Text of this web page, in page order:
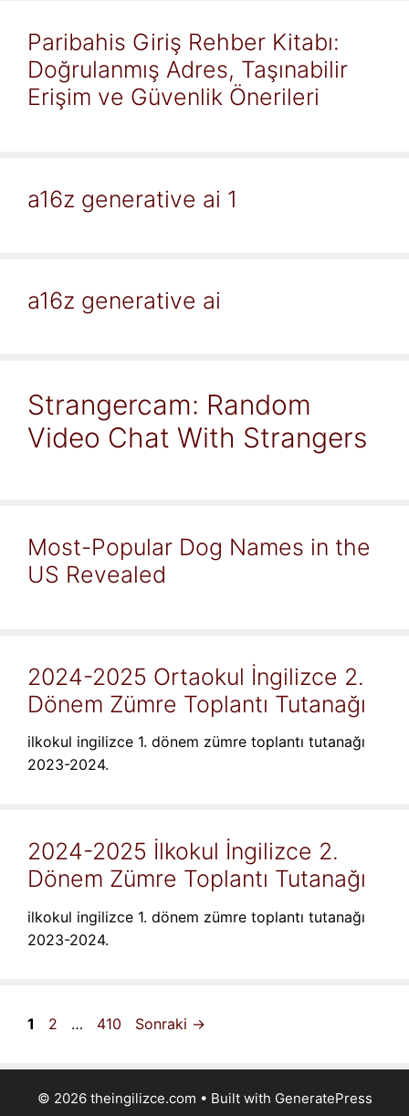
Paribahis Giriş Rehber Kitabı:
Doğrulanmış Adres, Taşınabilir
Erişim ve Güvenlik Önerileri
a16z generative ai 1
a16z generative ai
Strangercam: Random
Video Chat With Strangers
Most-Popular Dog Names in the
US Revealed
2024-2025 Ortaokul İngilizce 2.
Dönem Zümre Toplantı Tutanağı
ilkokul ingilizce 1. dönem zümre toplantı tutanağı
2023-2024.
2024-2025 İlkokul İngilizce 2.
Dönem Zümre Toplantı Tutanağı
ilkokul ingilizce 1. dönem zümre toplantı tutanağı
2023-2024.
Sayfa
1 Sayfa
2 … Sayfa
410 Sonraki →
© 2026 theingilizce.com • Built with GeneratePress